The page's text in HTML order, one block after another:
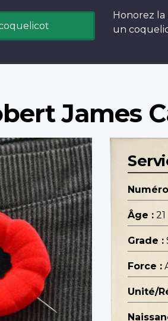
Honorez
un
James
Âge : 21
Grade :
Force :
Unité/